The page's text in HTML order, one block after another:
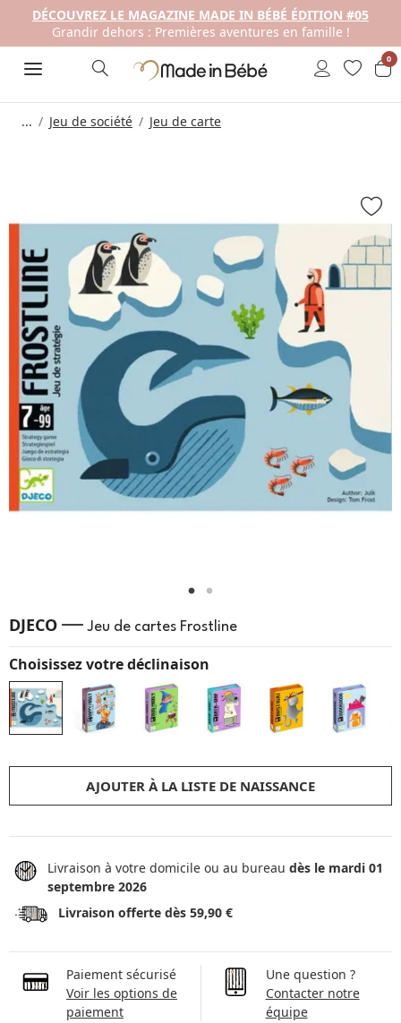
DÉCOUVREZ LE MAGAZINE MADE IN BÉBÉ ÉDITION #05
Grandir dehors : Premières aventures en famille !
0
... Jeu de société Jeu de carte
DJECO — Jeu de cartes Frostline
Choisissez votre déclinaison
AJOUTER À LA LISTE DE NAISSANCE
Livraison à votre domicile ou au bureau dès le mardi 01
septembre 2026
Livraison offerte dès 59,90 €
Paiement sécurisé
Voir les options de
paiement
Une question ?
Contacter notre
équipe